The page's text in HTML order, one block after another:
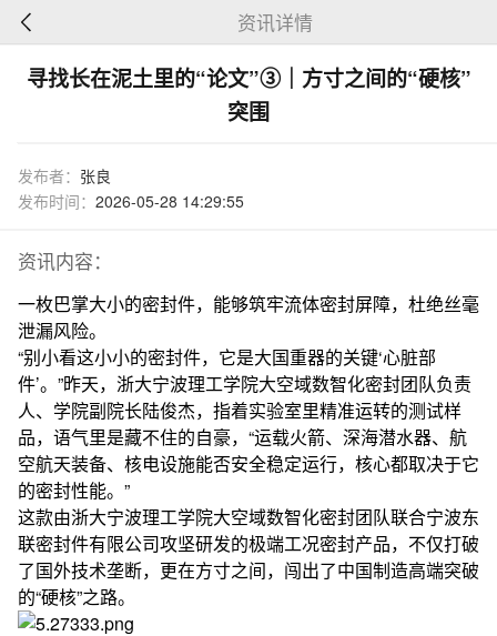
资讯详情
寻找长在泥土里的“论文”③｜方寸之间的“硬核”
突围
发布者： 张良
发布时间： 2026-05-28 14:29:55
资讯内容：
一枚巴掌大小的密封件，能够筑牢流体密封屏障，杜绝丝毫
泄漏风险。
“别小看这小小的密封件，它是大国重器的关键‘心脏部
件’。”昨天，浙大宁波理工学院大空域数智化密封团队负责
人、学院副院长陆俊杰，指着实验室里精准运转的测试样
品，语气里是藏不住的自豪，“运载火箭、深海潜水器、航
空航天装备、核电设施能否安全稳定运行，核心都取决于它
的密封性能。”
这款由浙大宁波理工学院大空域数智化密封团队联合宁波东
联密封件有限公司攻坚研发的极端工况密封产品，不仅打破
了国外技术垄断，更在方寸之间，闯出了中国制造高端突破
的“硬核”之路。